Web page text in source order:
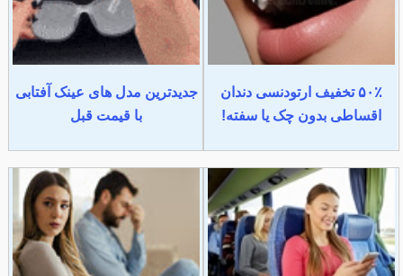
۵۰٪ تخفیف ارتودنسی دندان
اقساطی بدون چک یا سفته!
جدیدترین مدل های عینک آفتابی
با قیمت قبل